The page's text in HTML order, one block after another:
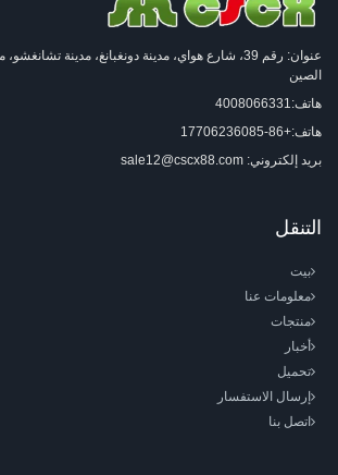
عنوان: رقم 39، شارع هواي، مدينة دونغبانغ، مدينة
الصين
هاتف:4008066331
هاتف:+86-17706236085
بريد إلكتروني: sale12@cscx88.com
التنقل
بيت
معلومات عنا
منتجات
أخبار
تحميل
إرسال الاستفسار
اتصل بنا